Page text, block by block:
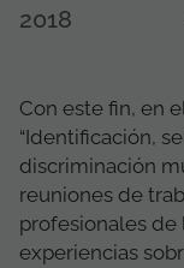
2018
Con este fin, en
“Identificación,
discriminación
reuniones de
profesionales de
experiencias